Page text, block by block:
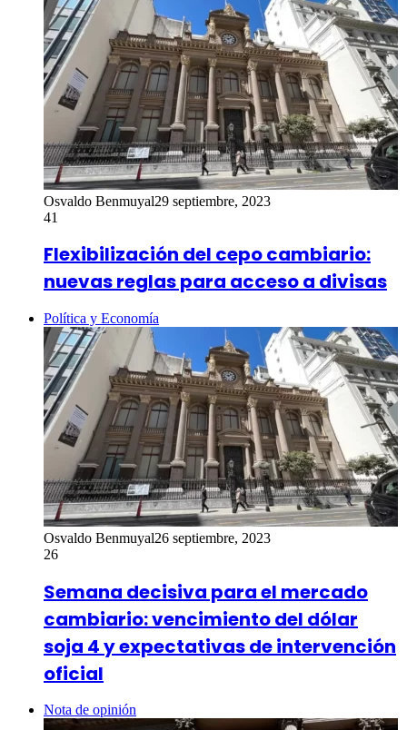
Osvaldo Benmuyal29 septiembre, 2023
41
Flexibilización del cepo cambiario:
nuevas reglas para acceso a divisas
Política y Economía
Osvaldo Benmuyal26 septiembre, 2023
26
Semana decisiva para el mercado
cambiario: vencimiento del dólar
soja 4 y expectativas de intervención
oficial
Nota de opinión